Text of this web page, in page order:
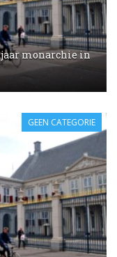
jaar monarchie in
GEEN CATEGORIE